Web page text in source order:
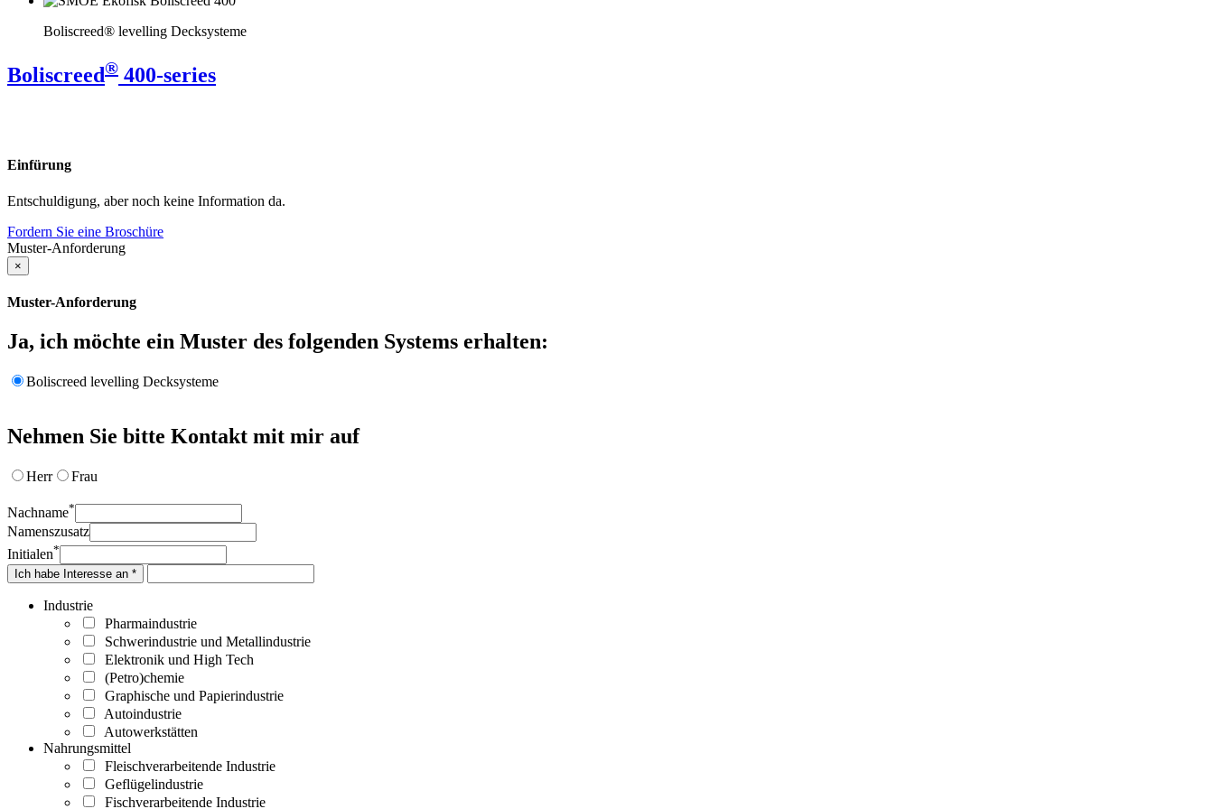
Boliscreed® levelling Decksysteme
Boliscreed® 400-series
Einfürung
Entschuldigung, aber noch keine Information da.
Fordern Sie eine Broschüre
Muster-Anforderung
×
Muster-Anforderung
Ja, ich möchte ein Muster des folgenden Systems erhalten:
Boliscreed levelling Decksysteme
Nehmen Sie bitte Kontakt mit mir auf
Herr Frau
Nachname*
Namenszusatz
Initialen*
Ich habe Interesse an *
Industrie
Pharmaindustrie
Schwerindustrie und Metallindustrie
Elektronik und High Tech
(Petro)chemie
Graphische und Papierindustrie
Autoindustrie
Autowerkstätten
Nahrungsmittel
Fleischverarbeitende Industrie
Geflügelindustrie
Fischverarbeitende Industrie